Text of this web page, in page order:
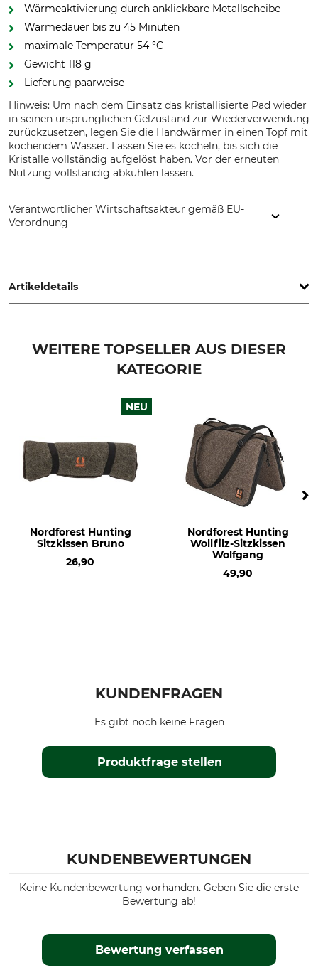
Wärmeaktivierung durch anklickbare Metallscheibe
Wärmedauer bis zu 45 Minuten
maximale Temperatur 54 °C
Gewicht 118 g
Lieferung paarweise
Hinweis: Um nach dem Einsatz das kristallisierte Pad wieder
in seinen ursprünglichen Gelzustand zur Wiederverwendung
zurückzusetzen, legen Sie die Handwärmer in einen Topf mit
kochendem Wasser. Lassen Sie es köcheln, bis sich die
Kristalle vollständig aufgelöst haben. Vor der erneuten
Nutzung vollständig abkühlen lassen.
Verantwortlicher Wirtschaftsakteur gemäß EU-
Verordnung
www.grube.de
Artikeldetails
Gewicht
WEITERE TOPSELLER AUS DIESER
KATEGORIE
NEU
Nordforest Hunting
Sitzkissen Bruno
26,90
Nordforest Hunting
Wollfilz-Sitzkissen
Wolfgang
49,90
KUNDENFRAGEN
Produktfrage stellen
Es gibt noch keine Fragen
KUNDENBEWERTUNGEN
Keine Kundenbewertung vorhanden. Geben Sie die erste
Bewertung ab!
Bewertung verfassen